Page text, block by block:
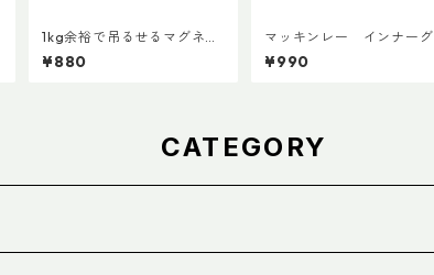
1kg余裕で吊るせるマグネッ
トキーホルダー
¥880
マッキンレー インナーグ
ローブ ノンスリップショー
ト
¥990
CATEGORY